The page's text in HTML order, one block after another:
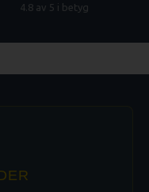
4.8 av 5 i betyg